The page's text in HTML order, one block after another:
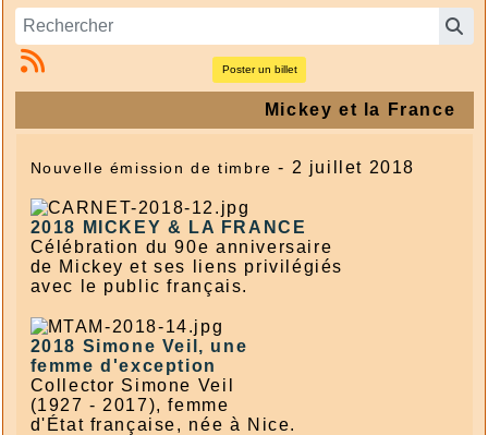
Poster un billet
Mickey et la France
Nouvelle émission de timbre - 2 juillet 2018
2018
MICKEY & LA FRANCE
Célébration du 90e anniversaire
de Mickey et ses liens privilégiés
avec le public français.
2018 Simone Veil, une
femme d'exception
Collector Simone Veil
(1927 - 2017), femme
d'État française, née à Nice.